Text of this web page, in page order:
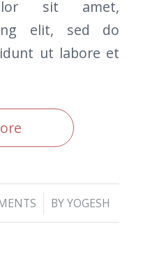
sit amet,
elit, sed do
ut labore et
BYYOGESH